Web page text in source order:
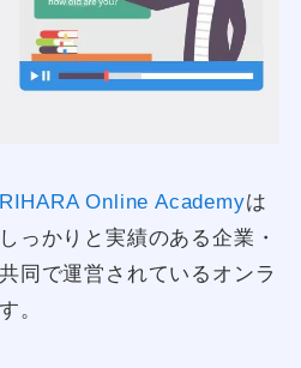
Online Academyは
っかりと実績のある企業・
同で運営されているオンラ
。